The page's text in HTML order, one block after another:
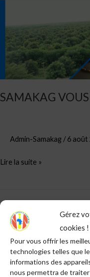
Gérez
cookies !
Pour vous offrir les
technologies telles que
informations des
nous permettra de
Articles récents
SAMAKAG VOUS
Admin-Samakag /6 août
(n°03)
Lire la suite »